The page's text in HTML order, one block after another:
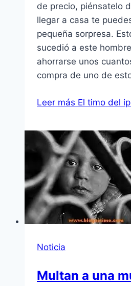
de precio, piénsatelo
llegar a casa te
pequeña sorpresa.
sucedió a este
ahorrarse unos
compra de uno de
Leer más El timo del
Noticia
Multan a una